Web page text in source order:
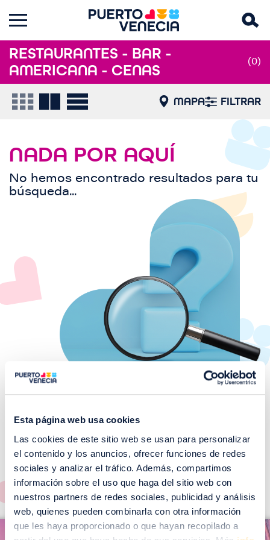
Esta página web usa cookies
Las cookies de este sitio web se usan para personalizar
el contenido y los anuncios, ofrecer funciones de redes
sociales y analizar el tráfico. Además, compartimos
información sobre el uso que haga del sitio web con
nuestros partners de redes sociales, publicidad y análisis
web, quienes pueden combinarla con otra información
que les haya proporcionado o que hayan recopilado a
RESTAURANTES - BAR -
AMERICANA - CENAS
(0)
MAPA FILTRAR
NADA POR AQUÍ
No hemos encontrado resultados para tu
búsqueda...
¡No te pierdas nuestros
EVENTOS!
Ver todos >
m